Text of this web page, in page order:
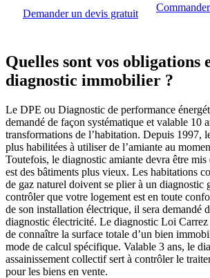
Demander un devis gratuit
Quelles sont vos obligations
diagnostic immobilier ?
Le DPE ou Diagnostic de performance
demandé de façon systématique et valable 10
transformations de l’habitation. Depuis 1997,
plus habilitées à utiliser de l’amiante au
Toutefois, le diagnostic amiante devra être
est des bâtiments plus vieux. Les habitations
de gaz naturel doivent se plier à un diagnostic
contrôler que votre logement est en toute
de son installation électrique, il sera demandé
diagnostic électricité. Le diagnostic Loi
de connaître la surface totale d’un bien
mode de calcul spécifique. Valable 3 ans, le
assainissement collectif sert à contrôler le
pour les biens en vente.